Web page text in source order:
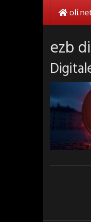
ezb